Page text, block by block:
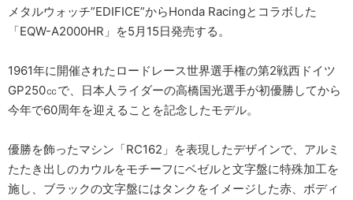
メタルウォッチ”EDIFICE”からHonda Racingとコラボした
「EQW-A2000HR」を5月15日発売する。
1961年に開催されたロードレース世界選手権の第2戦西ドイツ
GP250㏄で、日本人ライダーの高橋国光選手が初優勝してから
今年で60周年を迎えることを記念したモデル。
優勝を飾ったマシン「RC162」を表現したデザインで、アルミ
たたき出しのカウルをモチーフにベゼルと文字盤に特殊加工を
施し、ブラックの文字盤にはタンクをイメージした赤、ボディ